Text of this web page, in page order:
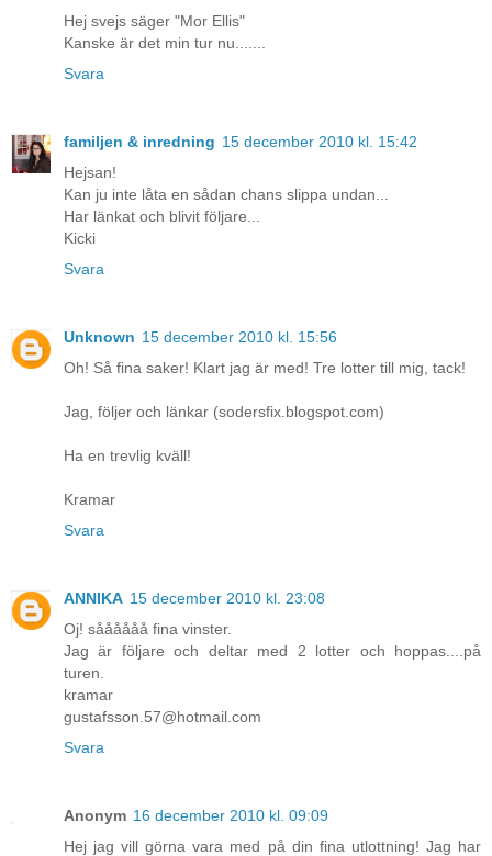
Hej svejs säger "Mor Ellis"
Kanske är det min tur nu.......
Svara
familjen & inredning 15 december 2010 kl. 15:42
Hejsan!
Kan ju inte låta en sådan chans slippa undan...
Har länkat och blivit följare...
Kicki
Svara
Unknown 15 december 2010 kl. 15:56
Oh! Så fina saker! Klart jag är med! Tre lotter till mig, tack!
Jag, följer och länkar (sodersfix.blogspot.com)
Ha en trevlig kväll!
Kramar
Svara
ANNIKA 15 december 2010 kl. 23:08
Oj! såååååå fina vinster.
Jag är följare och deltar med 2 lotter och hoppas....på
turen.
kramar
gustafsson.57@hotmail.com
Svara
Anonym 16 december 2010 kl. 09:09
Hej jag vill görna vara med på din fina utlottning! Jag har